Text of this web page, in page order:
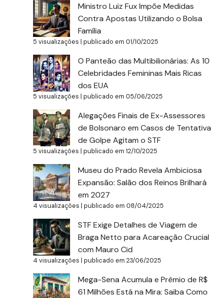
Ministro Luiz Fux Impõe Medidas
Contra Apostas Utilizando o Bolsa
Família
5 visualizações |publicado em 01/10/2025
O Panteão das Multibilionárias: As 10
Celebridades Femininas Mais Ricas
dos EUA
5 visualizações |publicado em 05/06/2025
Alegações Finais de Ex-Assessores
de Bolsonaro em Casos de Tentativa
de Golpe Agitam o STF
5 visualizações |publicado em 12/10/2025
Museu do Prado Revela Ambiciosa
Expansão: Salão dos Reinos Brilhará
em 2027
4 visualizações |publicado em 08/04/2025
STF Exige Detalhes de Viagem de
Braga Netto para Acareação Crucial
com Mauro Cid
4 visualizações |publicado em 23/06/2025
Mega-Sena Acumula e Prêmio de R$
61 Milhões Está na Mira: Saiba Como